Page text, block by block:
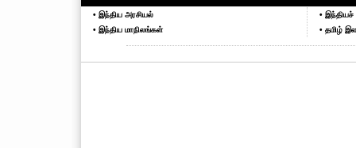
• இந்திய அரசியல்
• இந்திய மாநிலங்கள்
• இந்தியச்
• தமிழ்